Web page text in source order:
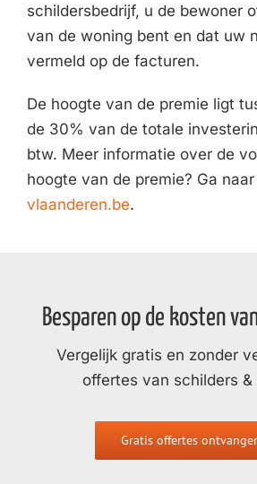
schildersbedrijf, u de bewoner
van de woning bent en dat uw
vermeld op de facturen.
De hoogte van de premie ligt
de 30% van de totale
btw. Meer informatie over de
hoogte van de premie? Ga naar
vlaanderen.be.
Besparen op de kosten
Vergelijk gratis en zonder
offertes van schilders &
Gratis offertes